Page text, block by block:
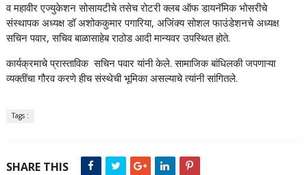
व महावीर एज्युकेशन सोसायटीचे तसेच रोटरी क्लब ऑफ डायनॅमिक भोसरीचे
संस्थापक अध्यक्ष डॉ अशोककुमार पगारिया, अजिंक्य सोशल फाउंडेशनचे अध्यक्ष
सचिन पवार, सचिव बाळासाहेब राठोड आदी मान्यवर उपस्थित होते.
कार्यक्रमाचे प्रास्ताविक सचिन पवार यांनी केले. सामाजिक बांधिलकी जपणाऱ्या
व्यक्तींचा गौरव करणे हीच संस्थेची भूमिका असल्याचे त्यांनी सांगितले.
Tags :
SHARE THIS